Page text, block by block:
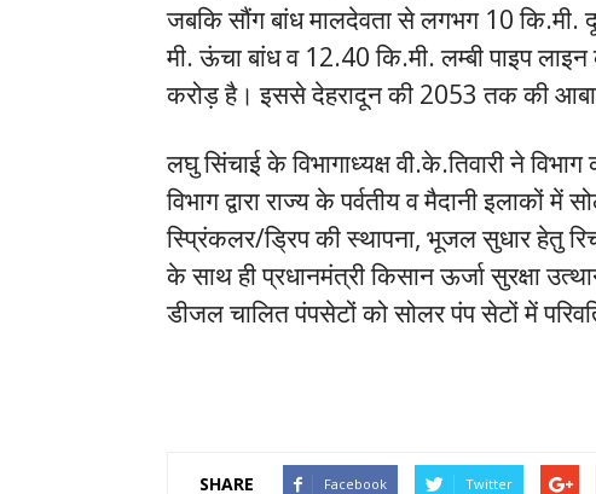
जबकि सौंग बांध मालदेवता से लगभग 10 कि.मी.
मी. ऊंचा बांध व 12.40 कि.मी. लम्बी पाइप
करोड़ है। इससे देहरादून की 2053 तक की
लघु सिंचाई के विभागाध्यक्ष वी.के.तिवारी ने
विभाग द्वारा राज्य के पर्वतीय व मैदानी इलाकों
स्प्रिंकलर/ड्रिप की स्थापना, भूजल सुधार हेतु
के साथ ही प्रधानमंत्री किसान ऊर्जा सुरक्षा
डीजल चालित पंपसेटों को सोलर पंप सेटों में
SHARE Facebook Twitter